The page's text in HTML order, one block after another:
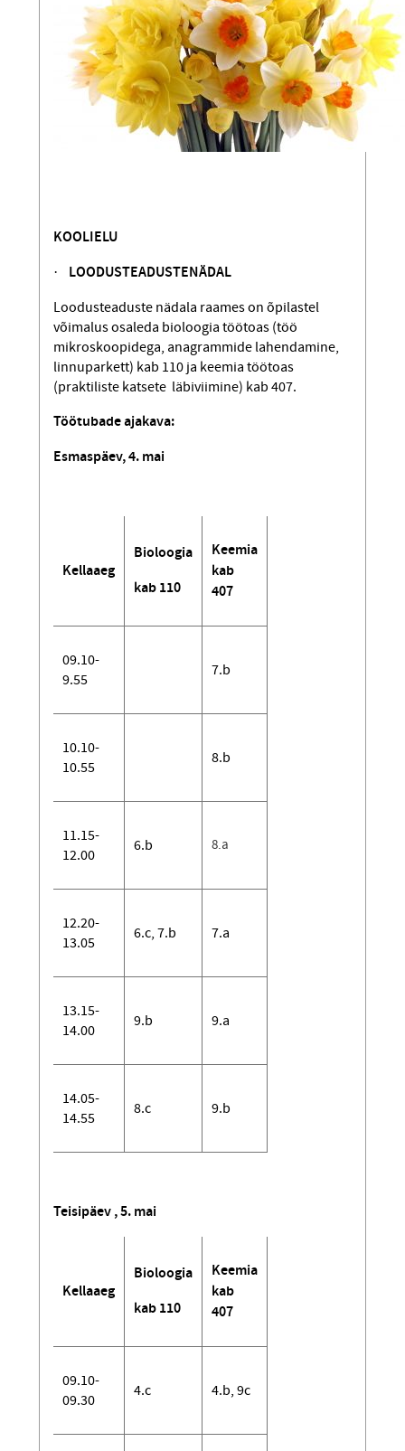
KOOLIELU
· LOODUSTEADUSTENÄDAL
Loodusteaduste nädala raames on õpilastel
võimalus osaleda bioloogia töötoas (töö
mikroskoopidega, anagrammide lahenda­mine,
linnuparkett) kab 110 ja keemia töö­toas
(praktiliste katsete läbiviimine) kab 407.
Töötubade ajakava:
Esmaspäev, 4. mai
Kellaaeg
Bioloogia
kab 110
Keemia
kab
407
09.10-
9.55
7.b
10.10-
10.55
8.b
11.15-
12.00
6.b 8.a
12.20-
13.05
6.c, 7.b 7.a
13.15-
14.00
9.b 9.a
14.05-
14.55
8.c 9.b
Teisipäev , 5. mai
Kellaaeg
Bioloogia
kab 110
Keemia
kab
407
09.10-
09.30
4.c 4.b, 9c